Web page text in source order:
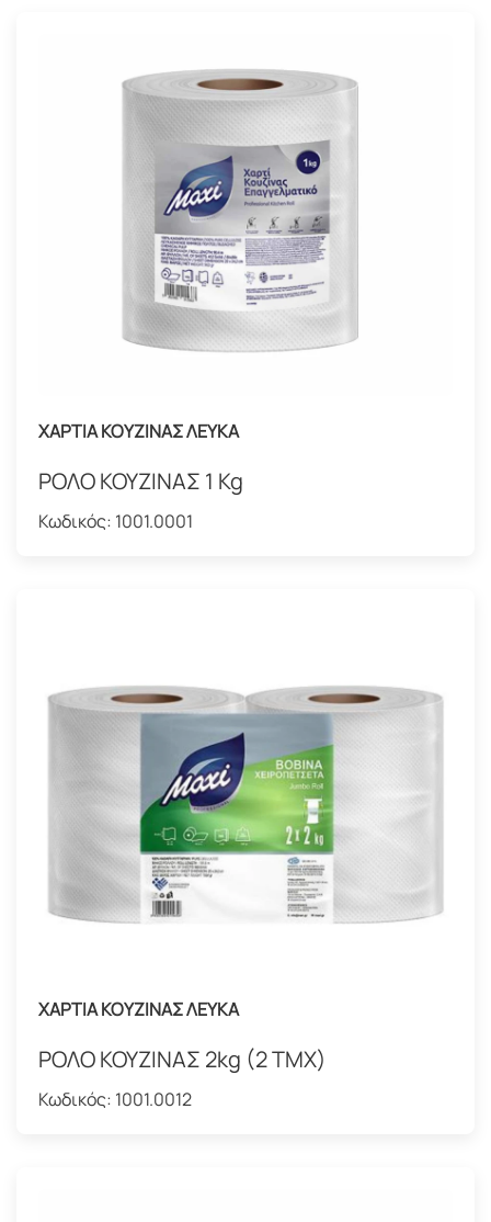
ΧΑΡΤΙΑ ΚΟΥΖΙΝΑΣ ΛΕΥΚΑ
ΡΟΛΟ ΚΟΥΖΙΝΑΣ 1 Kg
Κωδικός: 1001.0001
ΧΑΡΤΙΑ ΚΟΥΖΙΝΑΣ ΛΕΥΚΑ
ΡΟΛΟ ΚΟΥΖΙΝΑΣ 2kg (2 ΤΜΧ)
Κωδικός: 1001.0012